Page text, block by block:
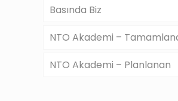
Basında Biz
NTO Akademi –
NTO Akademi – Planlanan